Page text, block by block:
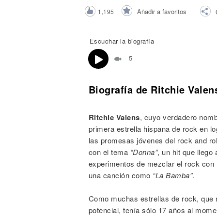
1,195 Añadir a favoritos
Escuchar la biografía
5
Biografía de Ritchie
Ritchie Valens, cuyo verdadero
primera estrella hispana de rock en
las promesas jóvenes del rock and
con el tema “Donna”, un hit que llego
experimentos de mezclar el rock
una canción como “La Bamba”.
Como muchas estrellas de rock,
potencial, tenía sólo 17 años al